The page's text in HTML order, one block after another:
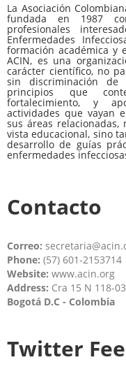
La Asociación
fundada en 1987
profesionales
Enfermedades
formación académica y
ACIN, es una
carácter científico, no
sin discriminación
principios que
fortalecimiento, y
actividades que vayan
sus áreas
vista educacional, sino
desarrollo de guías
enfermedades
Contacto
Correo:
Phone: (57) 601-2153714
Website: www.acin.org
Address: Cra 15 N 118-
Bogotá D.C - Colombia
Twitter